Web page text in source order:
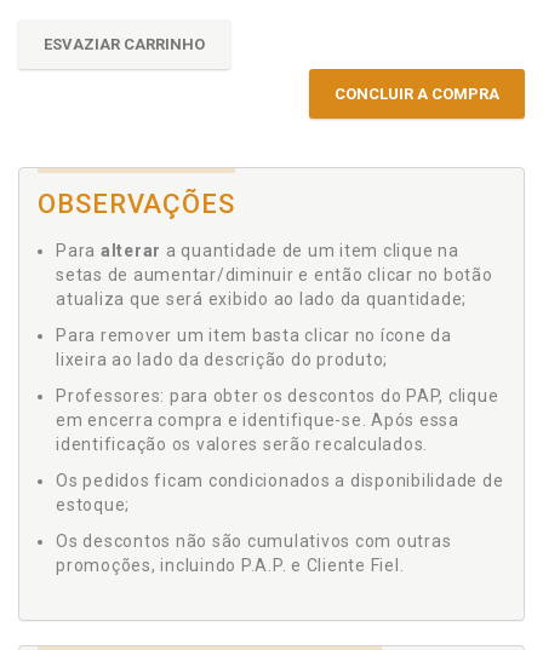
ESVAZIAR CARRINHO
CONCLUIR A COMPRA
OBSERVAÇÕES
Para alterar a quantidade de um item clique na
setas de aumentar/diminuir e então clicar no botão
atualiza que será exibido ao lado da quantidade;
Para remover um item basta clicar no ícone da
lixeira ao lado da descrição do produto;
Professores: para obter os descontos do PAP, clique
em encerra compra e identifique-se. Após essa
identificação os valores serão recalculados.
Os pedidos ficam condicionados a disponibilidade de
estoque;
Os descontos não são cumulativos com outras
promoções, incluindo P.A.P. e Cliente Fiel.